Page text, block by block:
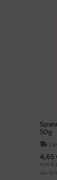
50g
4,65
4,65 €
inkl. 19